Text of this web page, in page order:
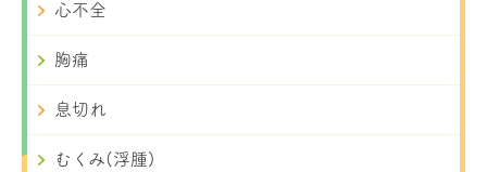
心不全
胸痛
息切れ
むくみ(浮腫)